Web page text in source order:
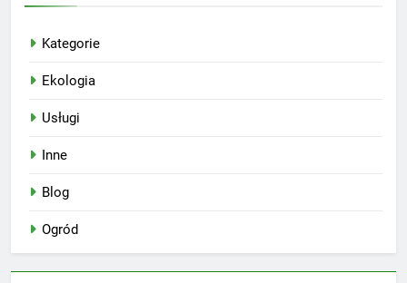
Kategorie
Ekologia
Usługi
Inne
Blog
Ogród